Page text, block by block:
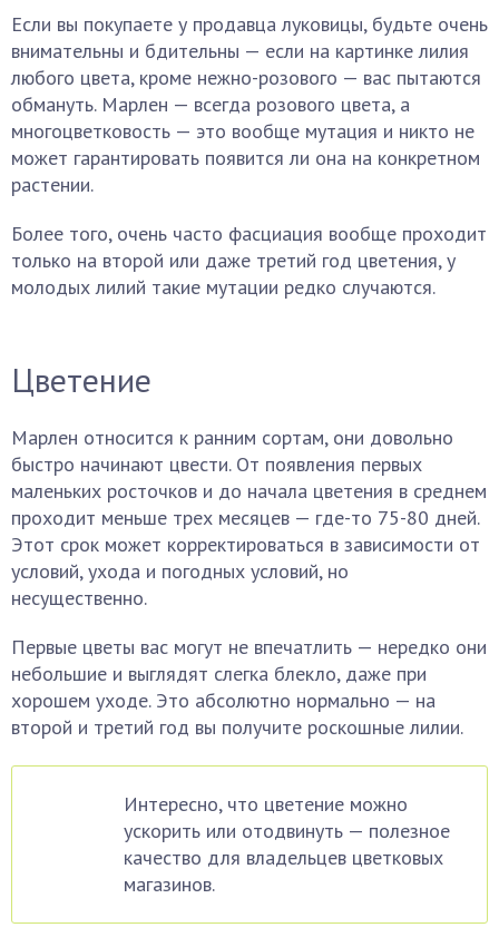
Если вы покупаете у продавца луковицы, будьте очень
внимательны и бдительны — если на картинке лилия
любого цвета, кроме нежно-розового — вас пытаются
обмануть. Марлен — всегда розового цвета, а
многоцветковость — это вообще мутация и никто не
может гарантировать появится ли она на конкретном
растении.
Более того, очень часто фасциация вообще проходит
только на второй или даже третий год цветения, у
молодых лилий такие мутации редко случаются.
Цветение
Марлен относится к ранним сортам, они довольно
быстро начинают цвести. От появления первых
маленьких росточков и до начала цветения в среднем
проходит меньше трех месяцев — где-то 75-80 дней.
Этот срок может корректироваться в зависимости от
условий, ухода и погодных условий, но
несущественно.
Первые цветы вас могут не впечатлить — нередко они
небольшие и выглядят слегка блекло, даже при
хорошем уходе. Это абсолютно нормально — на
второй и третий год вы получите роскошные лилии.
Интересно, что цветение можно
ускорить или отодвинуть — полезное
качество для владельцев цветковых
магазинов.